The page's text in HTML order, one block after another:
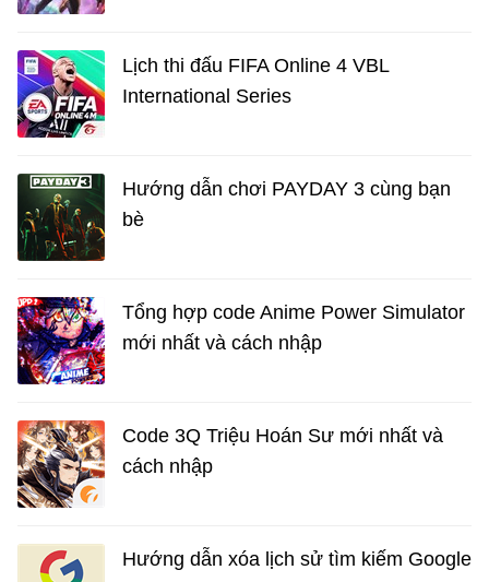
Lịch thi đấu FIFA Online 4 VBL
International Series
Hướng dẫn chơi PAYDAY 3 cùng bạn
bè
Tổng hợp code Anime Power Simulator
mới nhất và cách nhập
Code 3Q Triệu Hoán Sư mới nhất và
cách nhập
Hướng dẫn xóa lịch sử tìm kiếm Google